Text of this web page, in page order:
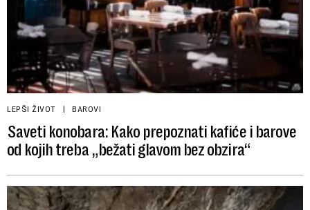
LEPŠI ŽIVOT BAROVI
Saveti konobara: Kako prepoznati kafiće i barove
od kojih treba „bežati glavom bez obzira“